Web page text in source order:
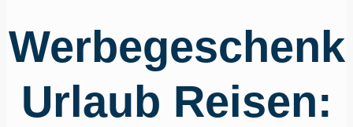
Werbegeschenk
Urlaub Reisen: